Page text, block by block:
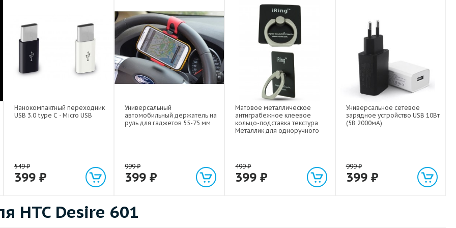
Нанокомпактный переходник
USB 3.0 type C - Micro USB
549₽
399 ₽
Универсальный
автомобильный держатель на
руль для гаджетов 55-75 мм
999₽
399 ₽
Матовое металлическое
антиграбежное клеевое
кольцо-подставка текстура
Металлик для одноручного
499₽
399₽
Универсальное сетевое
зарядное устройство USB 10Вт
(5В 2000мА)
999₽
399 ₽
HTC Desire 601